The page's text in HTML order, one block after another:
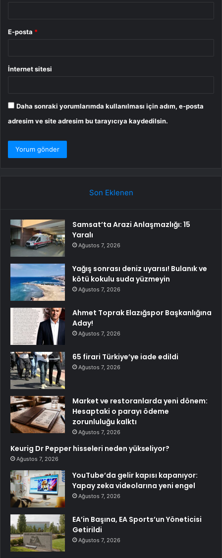
E-posta *
İnternet sitesi
Daha sonraki yorumlarımda kullanılması için adım, e-posta
adresim ve site adresim bu tarayıcıya kaydedilsin.
Son Eklenen
Samsat’ta Arazi Anlaşmazlığı: 15
Yaralı
Ağustos 7, 2026
Yağış sonrası deniz uyarısı! Bulanık ve
kötü kokulu suda yüzmeyin
Ağustos 7, 2026
Ahmet Toprak Elazığspor Başkanlığına
Aday!
Ağustos 7, 2026
65 firari Türkiye’ye iade edildi
Ağustos 7, 2026
Market ve restoranlarda yeni dönem:
Hesaptaki o parayı ödeme
zorunluluğu kalktı
Ağustos 7, 2026
Keurig Dr Pepper hisseleri neden yükseliyor?
Ağustos 7, 2026
YouTube’da gelir kapısı kapanıyor:
Yapay zeka videolarına yeni engel
Ağustos 7, 2026
EA’in Başına, EA Sports’un Yöneticisi
Getirildi
Ağustos 7, 2026